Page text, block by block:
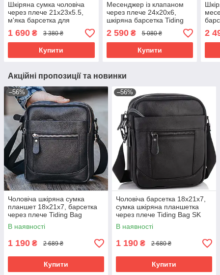
Шкіряна сумка чоловіча
через плече 21х23х5.5,
м'яка барсетка для
гаджетів Tiding Bag 12977
чорна
1 690 ₴ 3 380 ₴
Купити
Месенджер із клапаном
через плече 24х20х6,
шкіряна барсетка Tiding
Bag TD-20033 чорна
2 590₴ 5 080 ₴
Купити
2
Акційні пропозиції та новинки
–56%
Чоловіча шкіряна сумка
планшет 18х21х7, барсетка
через плече Tiding Bag
LA3314-1BL чорна
В наявності
1 190 ₴ 2 689 ₴
Купити
–56%
Чоловіча барсетка 18х21х7,
сумка шкіряна планшетка
через плече Tiding Bag SK
N5386 чорна
В наявності
1 190 ₴ 2 680 ₴
Купити